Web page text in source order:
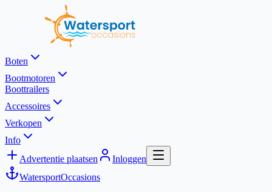
Boten
Bootmotoren
Boottrailers
Accessoires
Verkopen
Info
Advertentie plaatsen
Inloggen
WatersportOccasions